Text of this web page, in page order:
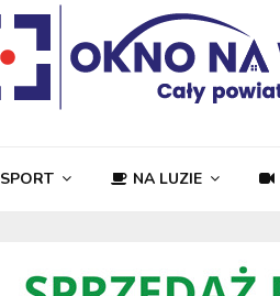
SPORT NA LUZIE